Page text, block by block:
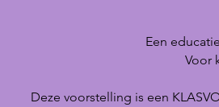
Een
Voor
Deze voorstelling is een